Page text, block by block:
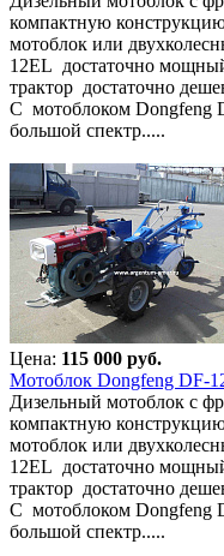
компактную
мотоблок или
12EL достаточно
трактор достаточно
С мотоблоком Dongfeng
большой спектр.....
Цена: 115 000 руб.
Мотоблок Dongfeng DF-
Дизельный мотоблок с
компактную
мотоблок или
12EL достаточно
трактор достаточно
С мотоблоком Dongfeng
большой спектр.....